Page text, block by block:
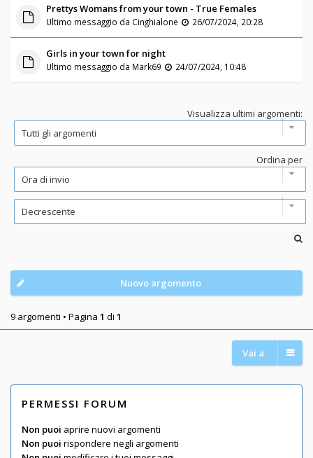
Prettys Womans from your town - True Females
Ultimo messaggio da Cinghialone 26/07/2024, 20:28
Girls in your town for night
Ultimo messaggio da Mark69 24/07/2024, 10:48
Visualizza ultimi argomenti:
Ordina per
Nuovo argomento
9 argomenti • Pagina 1 di 1
Vai a
PERMESSI FORUM
Non puoi aprire nuovi argomenti
Non puoi rispondere negli argomenti